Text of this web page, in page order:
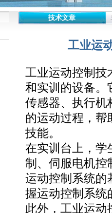
技术文章
工业运
工业运动控制技
和实训的设备。
传感器、执行机
的运动过程，帮
技能。
在实训台上，学
制、伺服电机控
运动控制系统的
握运动控制系统
此外，工业运